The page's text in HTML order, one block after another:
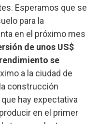
Esperamos que se
para la
en el próximo mes
de unos US$
se
a la ciudad de
construcción
hay expectativa
en el primer